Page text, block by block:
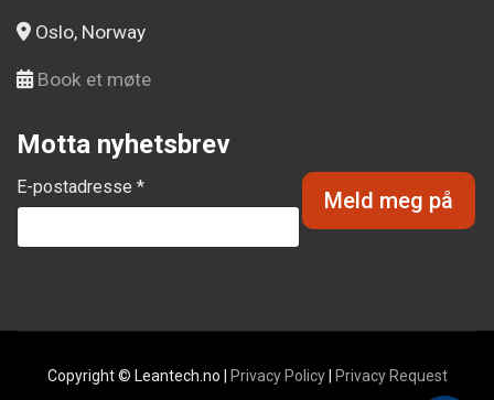
Oslo, Norway
Book et møte
Motta nyhetsbrev
E-postadresse *
Copyright © Leantech.no | Privacy Policy| Privacy Request